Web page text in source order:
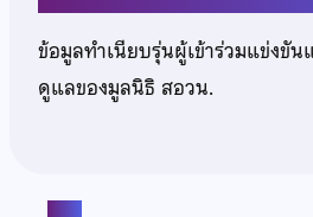
ข้อมูลทำเนียบรุ่นผู้เข้าร่วมแข่งขัน
ดูแลของมูลนิธิ สอวน.